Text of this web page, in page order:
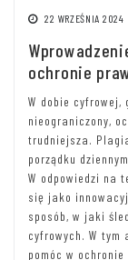
22 WRZEŚNIA 2024
ochronie
W dobie
nieograniczony,
trudniejsza.
porządku
W odpowiedzi na
się jako
sposób, w jaki
cyfrowych. W tym
pomóc w